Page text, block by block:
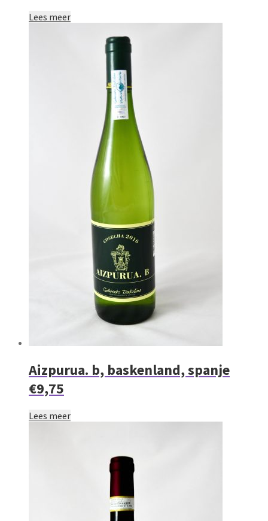
Lees meer
Aizpurua. b, baskenland, spanje
€9,75
Lees meer